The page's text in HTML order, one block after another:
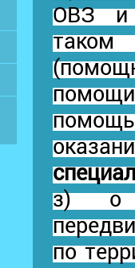
ОВЗ и
з) о
по